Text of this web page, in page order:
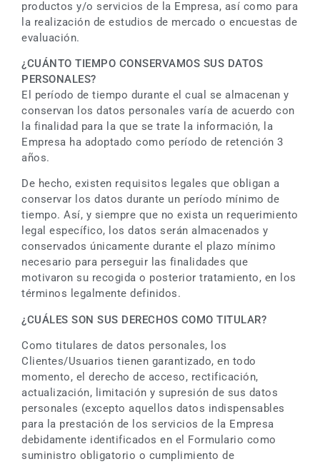
productos y/o servicios de la Empresa, así como para
la realización de estudios de mercado o encuestas de
evaluación.
¿CUÁNTO TIEMPO CONSERVAMOS SUS DATOS
PERSONALES?
El período de tiempo durante el cual se almacenan y
conservan los datos personales varía de acuerdo con
la finalidad para la que se trate la información, la
Empresa ha adoptado como período de retención 3
años.
De hecho, existen requisitos legales que obligan a
conservar los datos durante un período mínimo de
tiempo. Así, y siempre que no exista un requerimiento
legal específico, los datos serán almacenados y
conservados únicamente durante el plazo mínimo
necesario para perseguir las finalidades que
motivaron su recogida o posterior tratamiento, en los
términos legalmente definidos.
¿CUÁLES SON SUS DERECHOS COMO TITULAR?
Como titulares de datos personales, los
Clientes/Usuarios tienen garantizado, en todo
momento, el derecho de acceso, rectificación,
actualización, limitación y supresión de sus datos
personales (excepto aquellos datos indispensables
para la prestación de los servicios de la Empresa
debidamente identificados en el Formulario como
suministro obligatorio o cumplimiento de